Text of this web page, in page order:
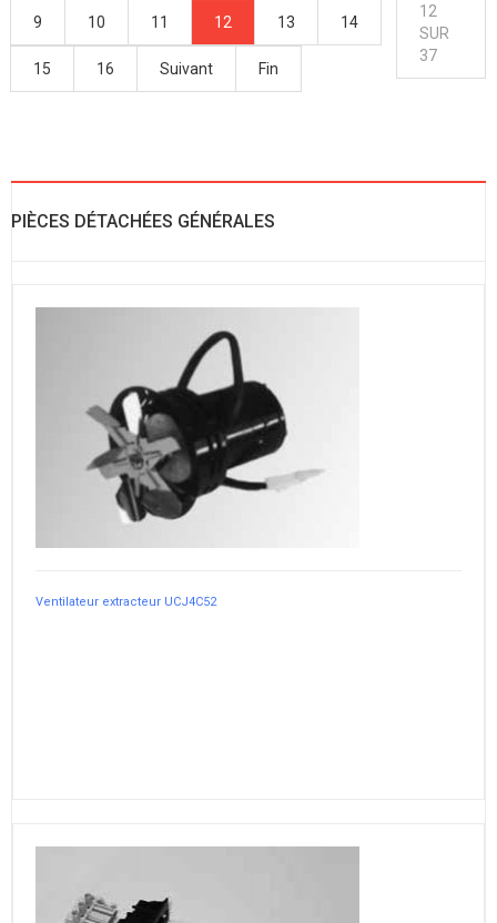
9 10 11 12 13 14
15 16 Suivant Fin
12
SUR
37
PIÈCES DÉTACHÉES GÉNÉRALES
Ventilateur extracteur UCJ4C52